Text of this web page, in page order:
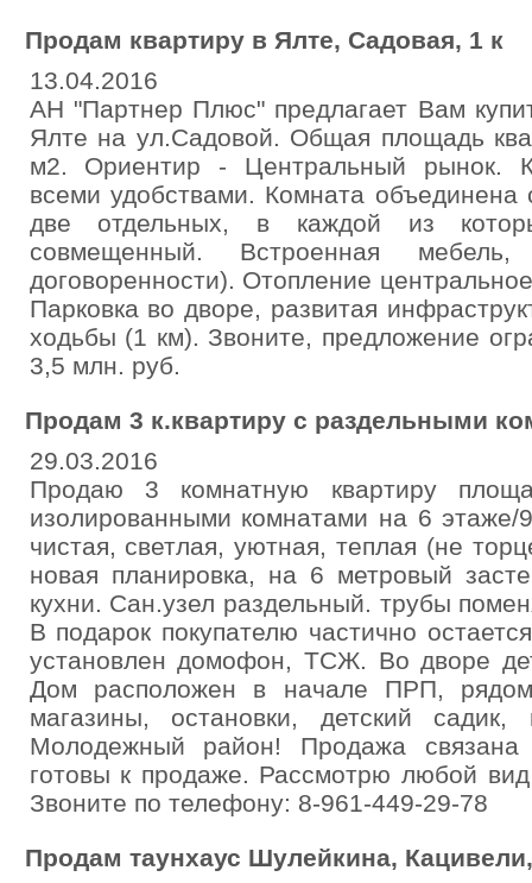
Продам квартиру в Ялте, Садовая, 1 к
13.04.2016
АН "Партнер Плюс" предлагает Вам
Ялте на ул.Садовой. Общая площадь
м2. Ориентир - Центральный рынок.
всеми удобствами. Комната
две отдельных, в каждой из
совмещенный. Встроенная
договоренности). Отопление
Парковка во дворе, развитая
ходьбы (1 км). Звоните, предложение
3,5 млн. руб.
Продам 3 к.квартиру с раздельными
29.03.2016
Продаю 3 комнатную квартиру
изолированными комнатами на 6 этаже/
чистая, светлая, уютная, теплая (не
новая планировка, на 6 метровый
кухни. Сан.узел раздельный. трубы
В подарок покупателю частично
установлен домофон, ТСЖ. Во дворе
Дом расположен в начале ПРП,
магазины, остановки, детский
Молодежный район! Продажа связана
готовы к продаже. Рассмотрю любой
Звоните по телефону: 8-961-449-29-78
Продам таунхаус Шулейкина,